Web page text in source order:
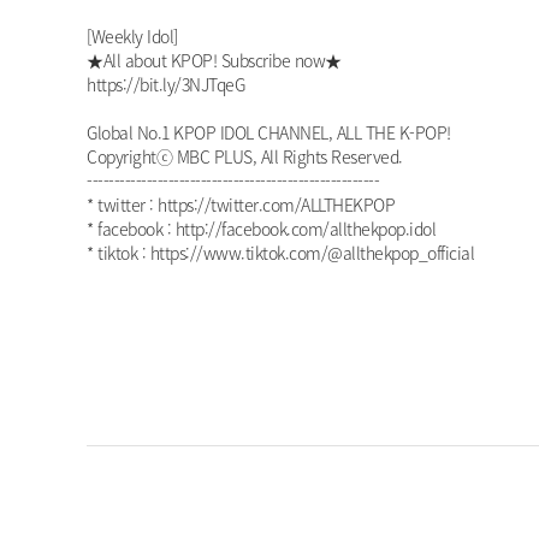
[Weekly Idol]
★All about KPOP! Subscribe now★
https://bit.ly/3NJTqeG
Global No.1 KPOP IDOL CHANNEL, ALL THE K-POP!
Copyrightⓒ MBC PLUS, All Rights Reserved.
------------------------------------------------------
* twitter : https://twitter.com/ALLTHEKPOP
* facebook : http://facebook.com/allthekpop.idol
* tiktok : https://www.tiktok.com/@allthekpop_official